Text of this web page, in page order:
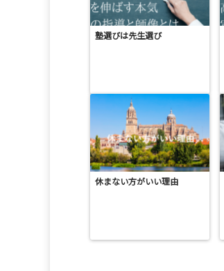
塾選びは先生選び
休まない方がいい理由